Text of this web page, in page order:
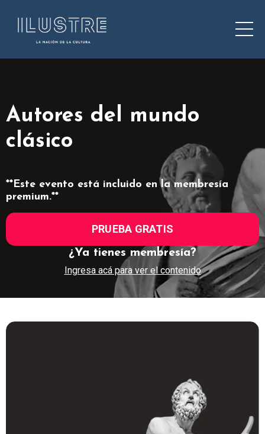
Autores del mundo
clásico
**Este evento está incluido en la membresía
premium.**
PRUEBA GRATIS
¿Ya tienes membresía?
Ingresa acá para ver el contenido